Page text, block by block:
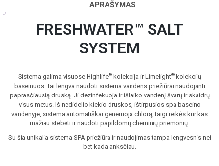
APRAŠYMAS
FRESHWATER™ SALT
SYSTEM
Sistema galima visuose Highlife®kolekcija ir Limelight®kolekcijų
baseinuos. Tai lengva naudoti sistema vandens priežiūrai naudojanti
paprasčiausią druską. Ji dezinfekuoja ir išlaiko vandenį švarų ir skaidrų
visus metus. Iš nedidelio kiekio druskos, ištirpusios spa baseino
vandenyje, sistema automatiškai generuoja chlorą, taigi reikės kur kas
mažiau stebėti ir naudoti papildomų cheminių priemonių.
Su šia unikalia sistema SPA priežiūra ir naudojimas tampa lengvesnis nei
bet kada anksčiau.